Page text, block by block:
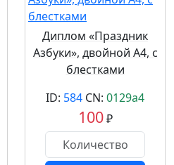
Диплом «Праздник
Азбуки», двойной А4, с
блестками
ID: 584 CN: 0129a4
100₽